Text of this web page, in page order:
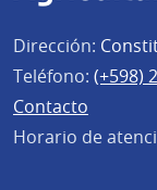
Dirección:
Teléfono: (+598)
Contacto
Horario de